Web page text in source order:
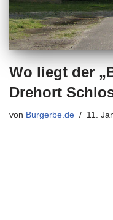
Wo liegt der
Drehort
von Burgerbe.de 11.